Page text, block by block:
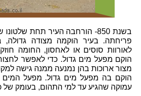
בשנת 850- הורחבה העיר תחת
פריחתה. בעיר הוקמה מצודה
לאורוות סוסים או לאחסון, החומה
הוקם מפעל מים גדול. כדי לאפשר
מצור ארוכות בהן נמנעה ממנה גישה
הוקם בה מפעל מים גדול. מפעל
עמוקה שהגיע עד למי התהום, בעומק של כ-45